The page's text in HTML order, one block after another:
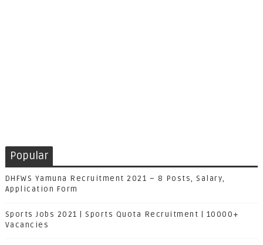
Popular
DHFWS Yamuna Recruitment 2021 – 8 Posts, Salary,
Application Form
Sports Jobs 2021 | Sports Quota Recruitment | 10000+
Vacancies